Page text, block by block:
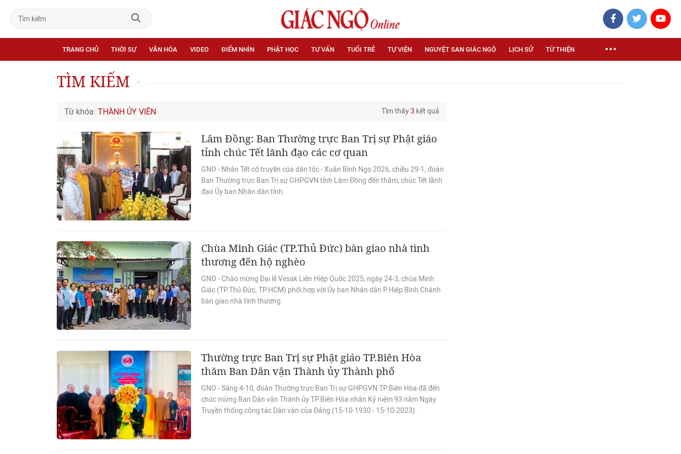
TRANG CHỦ THỜI SỰ VĂN HÓA VIDEO ĐIỂM NHÌN PHẬT HỌC TƯ VẤN TUỔI TRẺ TỰ VIỆN NGUYỆT SAN GIÁC NGỘ LỊCH SỬ TỪ THIỆN
TÌM KIẾM
Từ khóa: THÀNH ỦY VIÊN Tìm thấy3 kết quả
Lâm Đồng: Ban Thường trực Ban Trị sự Phật giáo
tỉnh chúc Tết lãnh đạo các cơ quan
GNO - Nhân Tết cổ truyền của dân tộc - Xuân Bính Ngọ 2026, chiều 29-1, đoàn
Ban Thường trực Ban Trị sự GHPGVN tỉnh Lâm Đồng đến thăm, chúc Tết lãnh
đạo Ủy ban Nhân dân tỉnh.
Chùa Minh Giác (TP.Thủ Đức) bàn giao nhà tình
thương đến hộ nghèo
GNO - Chào mừng Đại lễ Vesak Liên Hiệp Quốc 2025, ngày 24-3, chùa Minh
Giác (TP.Thủ Đức, TP.HCM) phối hợp với Ủy ban Nhân dân P.Hiệp Bình Chánh
bàn giao nhà tình thương.
Thường trực Ban Trị sự Phật giáo TP.Biên Hòa
thăm Ban Dân vận Thành ủy Thành phố
GNO - Sáng 4-10, đoàn Thường trực Ban Trị sự GHPGVN TP.Biên Hòa đã đến
chúc mừng Ban Dân vận Thành ủy TP.Biên Hòa nhân Kỷ niệm 93 năm Ngày
Truyền thống công tác Dân vận của Đảng (15-10-1930 - 15-10-2023).